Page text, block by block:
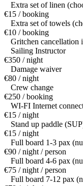
Extra set of linen
€15 / booking
Extra set of towels
€10 / booking
Gritchen cancellation
Sailing Instructor
€350 / night
Damage waiver
€80 / night
Crew change
€250 / booking
WI-FI Internet
€15 / night
Stand up paddle
€15 / night
Full board 1-3 pax
€90 / night / person
Full board 4-6 pax
€75 / night / person
Full board 7-12 pax